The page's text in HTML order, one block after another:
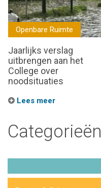
Openbare Ruimte
Jaarlijks verslag
uitbrengen aan het
College over
noodsituaties
Lees meer
Categorieën